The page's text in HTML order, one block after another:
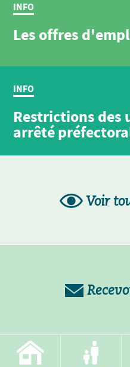
INFO
Les offres
INFO
Restrictions des
arrêté
Voir